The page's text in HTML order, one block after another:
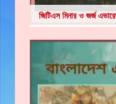
জিটিএস মিনার ও জর্জ